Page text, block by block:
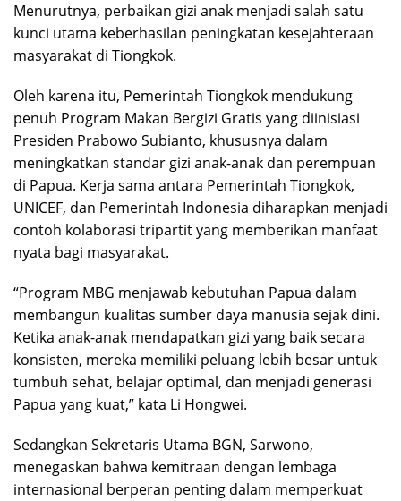
Menurutnya, perbaikan gizi anak menjadi salah satu
kunci utama keberhasilan peningkatan kesejahteraan
masyarakat di Tiongkok.
Oleh karena itu, Pemerintah Tiongkok mendukung
penuh Program Makan Bergizi Gratis yang diinisiasi
Presiden Prabowo Subianto, khususnya dalam
meningkatkan standar gizi anak-anak dan perempuan
di Papua. Kerja sama antara Pemerintah Tiongkok,
UNICEF, dan Pemerintah Indonesia diharapkan menjadi
contoh kolaborasi tripartit yang memberikan manfaat
nyata bagi masyarakat.
“Program MBG menjawab kebutuhan Papua dalam
membangun kualitas sumber daya manusia sejak dini.
Ketika anak-anak mendapatkan gizi yang baik secara
konsisten, mereka memiliki peluang lebih besar untuk
tumbuh sehat, belajar optimal, dan menjadi generasi
Papua yang kuat,” kata Li Hongwei.
Sedangkan Sekretaris Utama BGN, Sarwono,
menegaskan bahwa kemitraan dengan lembaga
internasional berperan penting dalam memperkuat